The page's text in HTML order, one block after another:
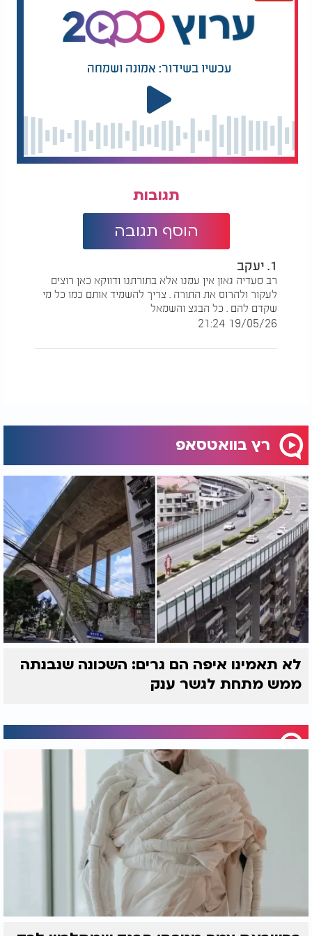
עכשיו בשידור: אמונה ושמחה
תגובות
הוסף תגובה
1. יעקב
רב סעדיה גאון אין עמנו אלא בתורתנו ודווקא כאן רוצים
לעקור ולהרוס את התורה . צריך להשמיד אותם כמו כל מי
שקדם להם . כל הבגצ והשמאל
19/05/26 21:24
רץ בוואטסאפ
לא תאמינו איפה הם גרים: השכונה שנבנתה
ממש מתחת לגשר ענק